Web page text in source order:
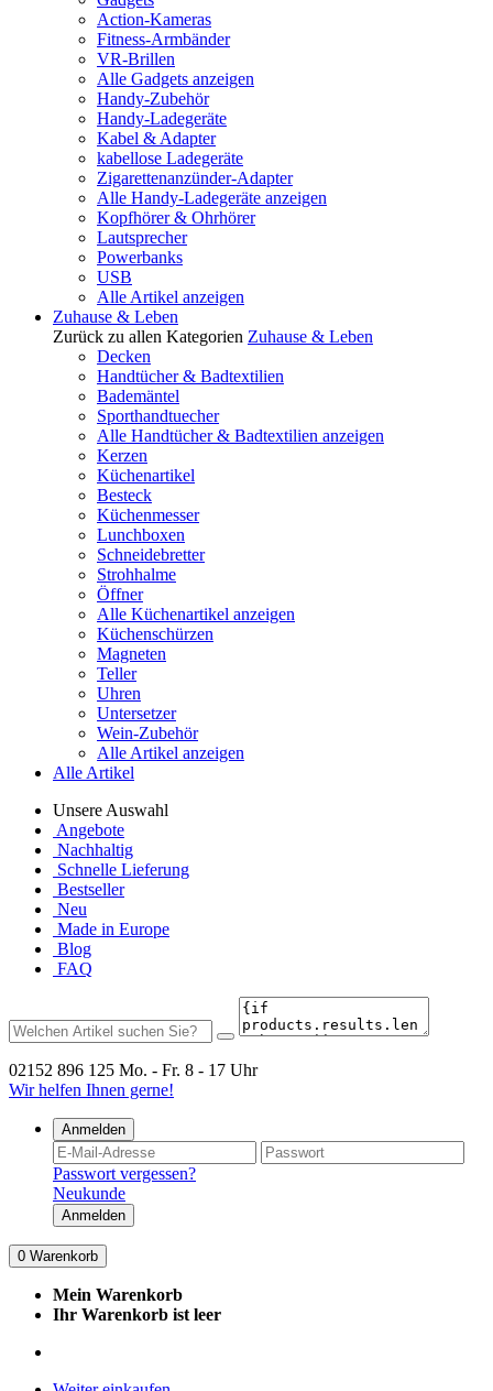
Action-Kameras
Fitness-Armbänder
VR-Brillen
Alle Gadgets anzeigen
Handy-Zubehör
Handy-Ladegeräte
Kabel & Adapter
kabellose Ladegeräte
Zigarettenanzünder-Adapter
Alle Handy-Ladegeräte anzeigen
Kopfhörer & Ohrhörer
Lautsprecher
Powerbanks
USB
Alle Artikel anzeigen
Zuhause & Leben
Zurück zu allen Kategorien Zuhause & Leben
Decken
Handtücher & Badtextilien
Bademäntel
Sporthandtuecher
Alle Handtücher & Badtextilien anzeigen
Kerzen
Küchenartikel
Besteck
Küchenmesser
Lunchboxen
Schneidebretter
Strohhalme
Öffner
Alle Küchenartikel anzeigen
Küchenschürzen
Magneten
Teller
Uhren
Untersetzer
Wein-Zubehör
Alle Artikel anzeigen
Alle Artikel
Unsere Auswahl
Angebote
Nachhaltig
Schnelle Lieferung
Bestseller
Neu
Made in Europe
Blog
FAQ
02152 896 125 Mo. - Fr. 8 - 17 Uhr
Wir helfen Ihnen gerne!
Anmelden
Passwort vergessen?
Neukunde
Anmelden
0 Warenkorb
Mein Warenkorb
Ihr Warenkorb ist leer